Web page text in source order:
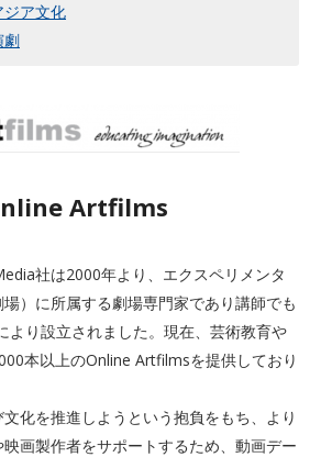
ア文化
劇
Artfilms
社は2000年より、エクスペリメンタ
）に所属する劇場専門家であり講師でも
より設立されました。現在、芸術教育や
本以上のOnline Artfilmsを提供しており
化を推進しようという抱負をもち、より
画製作者をサポートするため、動画デー